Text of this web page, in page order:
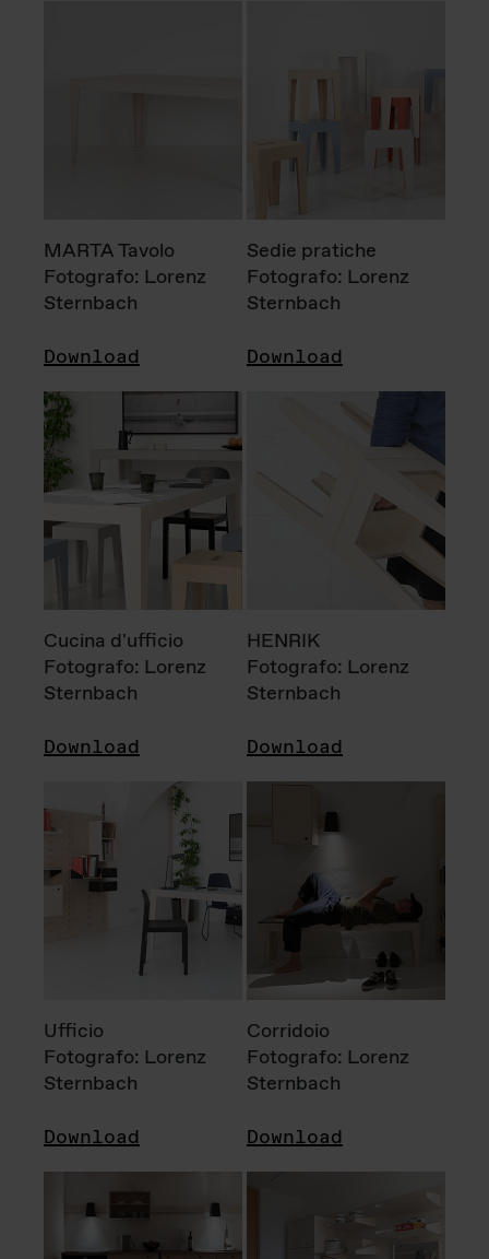
MARTA Tavolo
Fotografo: Lorenz
Sternbach
Download
Sedie pratiche
Fotografo: Lorenz
Sternbach
Download
Cucina d'ufficio
Fotografo: Lorenz
Sternbach
Download
HENRIK
Fotografo: Lorenz
Sternbach
Download
Ufficio
Fotografo: Lorenz
Sternbach
Download
Corridoio
Fotografo: Lorenz
Sternbach
Download